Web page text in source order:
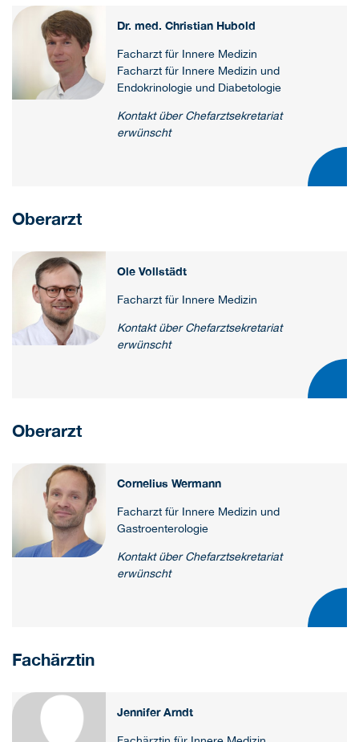
Dr. med. Christian Hubold
Facharzt für Innere Medizin
Facharzt für Innere Medizin und
Endokrinologie und Diabetologie
Kontakt über Chefarztsekretariat
erwünscht
Oberarzt
Ole Vollstädt
Facharzt für Innere Medizin
Kontakt über Chefarztsekretariat
erwünscht
Oberarzt
Cornelius Wermann
Facharzt für Innere Medizin und
Gastroenterologie
Kontakt über Chefarztsekretariat
erwünscht
Fachärztin
Jennifer Arndt